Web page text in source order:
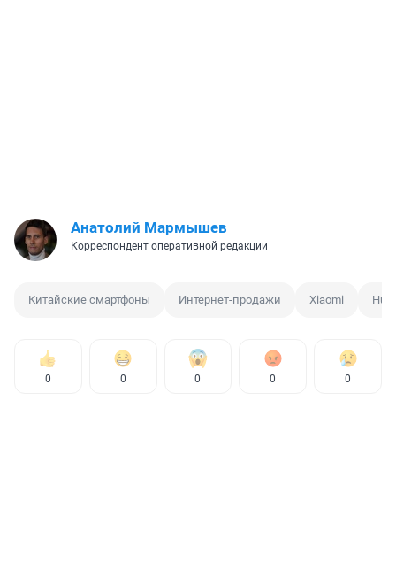
Анатолий Мармышев
Корреспондент оперативной редакции
Китайские смартфоны Интернет-продажи Xiaomi
0 0 0 0 0